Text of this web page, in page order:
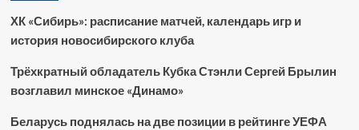
ХК «Сибирь»: расписание матчей, календарь игр и
история новосибирского клуба
Трёхкратный обладатель Кубка Стэнли Сергей Брылин
возглавил минское «Динамо»
Беларусь поднялась на две позиции в рейтинге УЕФА